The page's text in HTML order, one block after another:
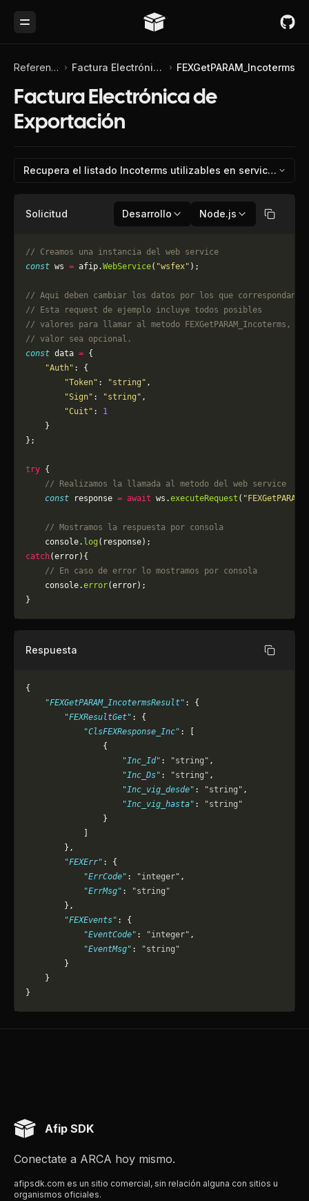
Toggle Menu
Referencia de API Factura Electrónica de Exportación FEXGetPARAM_Incoterms
Factura Electrónica de
Exportación
Recupera el listado Incoterms utilizables en
Solicitud Desarrollo Node.js Copiar
// Creamos una instancia del web service
const ws = afip.WebService( "wsfex" );
// Aqui deben cambiar los datos por los que correspondan.
// Esta request de ejemplo incluye todos posibles
// valores para llamar al metodo FEXGetPARAM_Incoterms,
// valor sea opcional.
const data = {
    "Auth"
: {
        "Token"
: "string" ,
        "Sign"
: "string" ,
        "Cuit"
: 1
    }
};
try {
    // Realizamos la llamada al metodo del web service
    const
response = await ws.executeRequest (
    // Mostramos la respuesta por consola
    console.
log (response);
catch(error){
    // En caso de error lo mostramos por consola
	console.
error(error);
}
Respuesta Copiar
{
    "FEXGetPARAM_IncotermsResult"
: {
        "FEXResultGet"
: {
            "ClsFEXResponse_Inc"
: [
                {
                    "Inc_Id"
: "string" ,
                    "Inc_Ds"
: "string" ,
                    "Inc_vig_desde"
: "string" ,
                    "Inc_vig_hasta"
:
"string"
                }
        },
        "FEXErr"
: {
            "ErrCode"
: "integer" ,
            "ErrMsg"
:
"string"
        },
        "FEXEvents"
: {
            "EventCode"
: "integer" ,
            "EventMsg"
:
"string"
        }
    }
}
Afip SDK
Conectate a ARCA hoy mismo.
afipsdk.com es un sitio comercial, sin relación alguna con sitios u
organismos oficiales.